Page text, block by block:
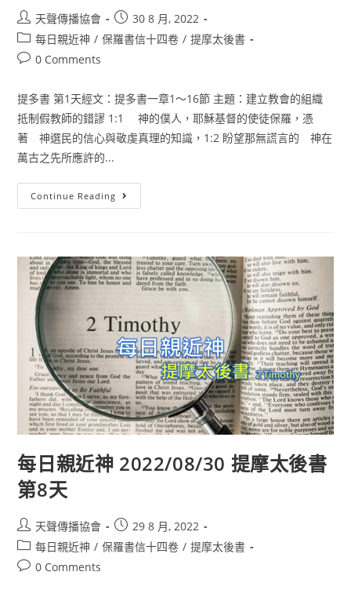
天聲傳播協會
30 8 月, 2022
每日親近神 / 保羅書信十四卷 / 提摩太後書
0 Comments
提多書 第1天經文：提多書一章1〜16節 主題：建立教會的組織
抵制假教師的錯謬 1:1 神的僕人，耶穌基督的使徒保羅，憑
著 神選民的信心與敬虔真理的知識，1:2 盼望那無謊言的 神在
萬古之先所應許的...
Continue Reading
每日親近神 2022/08/30 提摩太後書
第8天
天聲傳播協會
29 8 月, 2022
每日親近神 / 保羅書信十四卷 / 提摩太後書
0 Comments